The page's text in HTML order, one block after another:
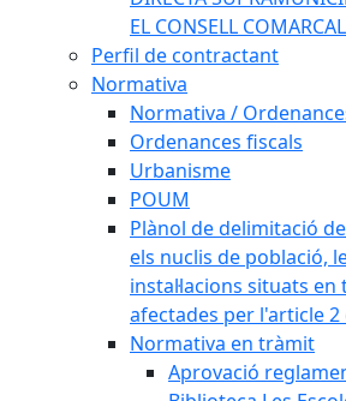
EL CONSELL
Perfil de contractant
Normativa
Normativa /
Ordenances fiscals
Urbanisme
POUM
Plànol de delimitació
els nuclis de població,
instal·lacions situats
afectades per l'article 2
Normativa en tràmit
Aprovació